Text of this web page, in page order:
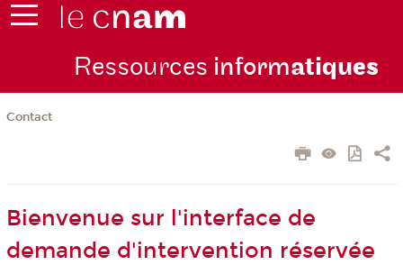
Ressources informatiques
Contact
Bienvenue sur l'interface de
demande d'intervention réservée